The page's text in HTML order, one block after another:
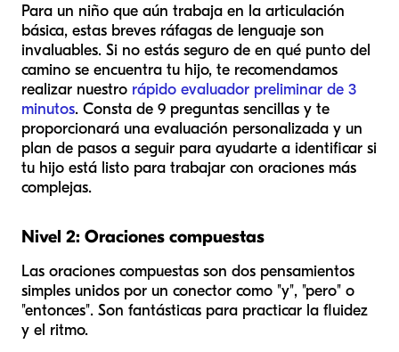
Para un niño que aún trabaja en la articulación
básica, estas breves ráfagas de lenguaje son
invaluables. Si no estás seguro de en qué punto del
camino se encuentra tu hijo, te recomendamos
realizar nuestro rápido evaluador preliminar de 3
minutos. Consta de 9 preguntas sencillas y te
proporcionará una evaluación personalizada y un
plan de pasos a seguir para ayudarte a identificar si
tu hijo está listo para trabajar con oraciones más
complejas.
Nivel 2: Oraciones compuestas
Las oraciones compuestas son dos pensamientos
simples unidos por un conector como "y", "pero" o
"entonces". Son fantásticas para practicar la fluidez
y el ritmo.